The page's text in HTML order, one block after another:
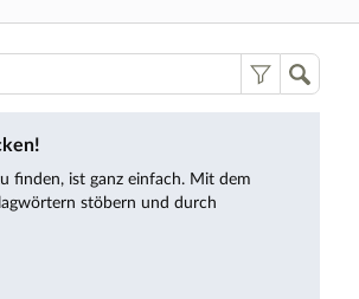
finden, ist ganz einfach. Mit dem
stöbern und durch